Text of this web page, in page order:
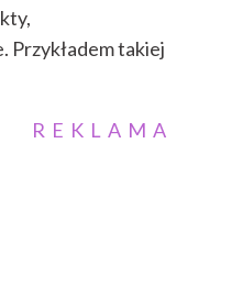
Przykładem takiej
REKLAMA